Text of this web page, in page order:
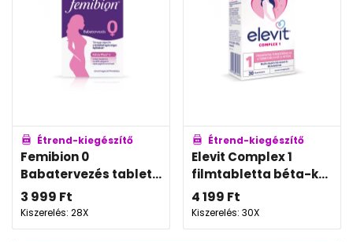
Étrend-kiegészítő
Femibion 0
Babatervezés tablet...
3 999 Ft
Kiszerelés: 28X
Étrend-kiegészítő
Elevit Complex 1
filmtabletta béta-k...
4 199 Ft
Kiszerelés: 30X